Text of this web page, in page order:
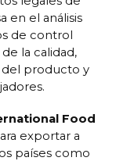
en el análisis
de control
la calidad,
producto y
Food
exportar a
países como